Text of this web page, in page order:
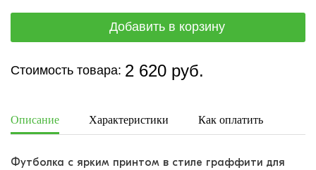
Стоимость товара: 2 620 руб.
Описание Характеристики Как оплатить
Футболка с ярким принтом в стиле граффити для